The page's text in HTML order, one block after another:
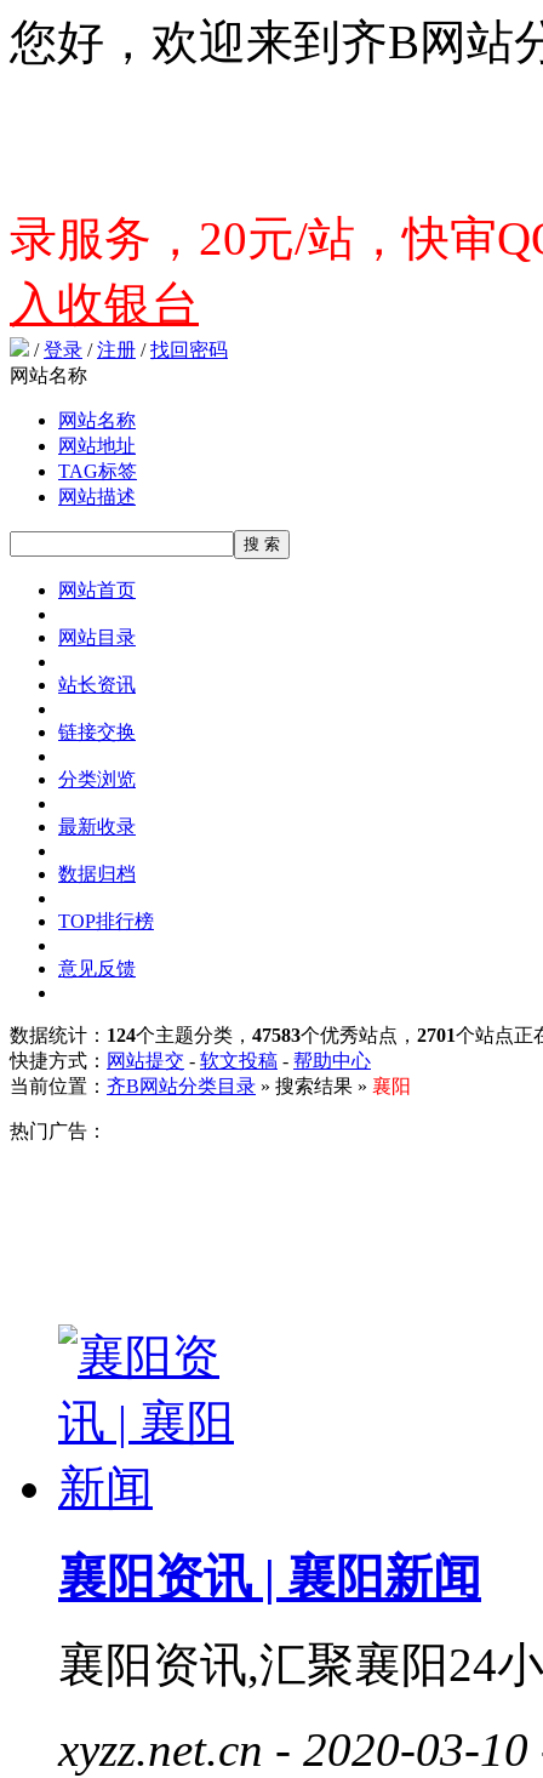
您好，欢迎来到齐B网站
录服务，20元/站，快审
入收银台
/登录 /注册 /找回密码
网站名称
网站名称
网站地址
TAG标签
网站描述
网站首页
网站目录
站长资讯
链接交换
分类浏览
最新收录
数据归档
TOP排行榜
意见反馈
数据统计： 124个主题分类， 47583个优秀站点， 2701个站点正
快捷方式： 网站提交 - 软文投稿 - 帮助中心
当前位置： 齐B网站分类目录 » 搜索结果 » 襄阳
热门广告：
襄阳资讯 | 襄阳新闻
襄阳资讯,汇聚襄阳24
xyzz.net.cn - 2020-03-